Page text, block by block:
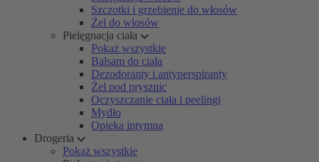
Szczotki i grzebienie do włosów
Żel do włosów
Pielęgnacja ciała
Pokaż wszystkie
Balsam do ciała
Dezodoranty i antyperspiranty
Żel pod prysznic
Oczyszczanie ciała i peelingi
Mydło
Opieka intymna
Drogeria
Pokaż wszystkie